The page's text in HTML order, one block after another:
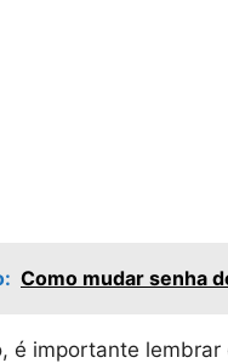
Como mudar senha
é importante